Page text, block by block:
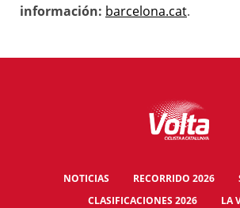
información: barcelona.cat.
NOTICIAS RECORRIDO 2026
CLASIFICACIONES 2026
LA